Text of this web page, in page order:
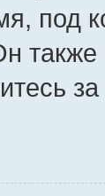
под